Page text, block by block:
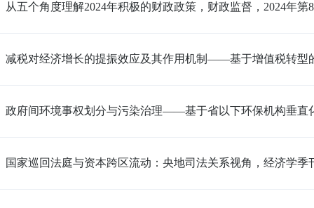
从五个角度理解2024年积极的财政政策，财政监督，2024年第
减税对经济增长的提振效应及其作用机制——基于增值税转型
政府间环境事权划分与污染治理——基于省以下环保机构垂直
国家巡回法庭与资本跨区流动：央地司法关系视角，经济学